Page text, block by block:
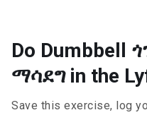
Do Dumbbell
ማሳደግ in the
Save this exercise, log